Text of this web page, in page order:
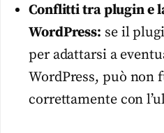
Conflitti tra plugin e
WordPress: se il
per adattarsi a
WordPress, può non
correttamente con